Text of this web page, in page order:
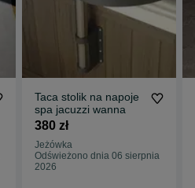
Taca stolik na napoje
spa jacuzzi wanna
380 zł
Jeżówka
Odświeżono dnia 06 sierpnia
2026